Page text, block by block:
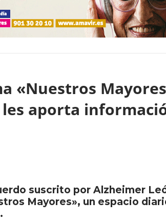
«Nuestros
les aporta
suscrito por Alzheimer
Mayores», un espacio